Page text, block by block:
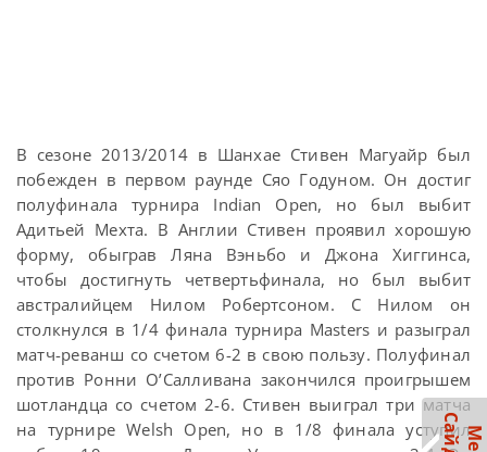
В сезоне 2013/2014 в Шанхае Стивен Магуайр был
побежден в первом раунде Сяо Годуном. Он достиг
полуфинала турнира Indian Open, но был выбит
Адитьей Мехта. В Англии Стивен проявил хорошую
форму, обыграв Ляна Вэньбо и Джона Хиггинса,
чтобы достигнуть четвертьфинала, но был выбит
австралийцем Нилом Робертсоном. С Нилом он
столкнулся в 1/4 финала турнира Masters и разыграл
матч-реванш со счетом 6-2 в свою пользу. Полуфинал
против Ронни О’Салливана закончился проигрышем
шотландца со счетом 2-6. Стивен выиграл три матча
на турнире Welsh Open, но в 1/8 финала уступил